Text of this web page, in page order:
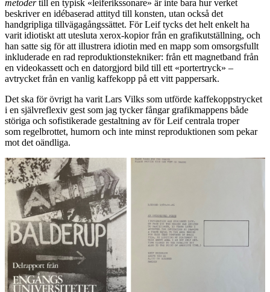
metodertill en typisk «leiferikssonare» är inte bara hur verket
beskriver en idébaserad attityd till konsten, utan också det
handgripliga tillvägagångssättet. För Leif tycks det helt enkelt ha
varit idiotiskt att utesluta xerox-kopior från en grafikutställning, och
han satte sig för att illustrera idiotin med en mapp som omsorgsfullt
inkluderade en rad reproduktionstekniker: från ett magnetband från
en videokassett och en datorgjord bild till ett «portertryck» –
avtrycket från en vanlig kaffekopp på ett vitt pappersark.
Det ska för övrigt ha varit Lars Vilks som utförde kaffekoppstrycket
i en självreflexiv gest som jag tycker fångar grafikmappens både
störiga och sofistikerade gestaltning av för Leif centrala troper
som regelbrottet, humorn och inte minst reproduktionen som pekar
mot det oändliga.